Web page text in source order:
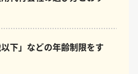
下」などの年齢制限をす